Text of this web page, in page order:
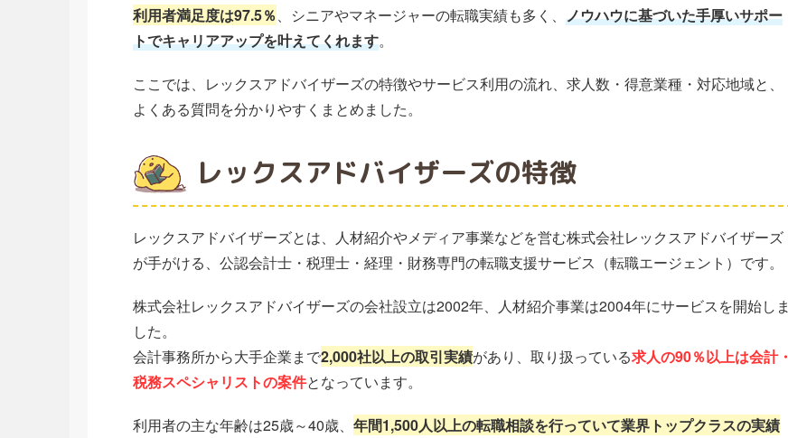
利用者満足度は97.5％ 、シニアやマネージャーの転職実績も多く、 ノウハウに基づいた手厚いサポー
トでキャリアアップを叶えてくれます。
ここでは、レックスアドバイザーズの特徴やサービス利用の流れ、求人数・得意業種・対応地域と、
よくある質問を分かりやすくまとめました。
レックスアドバイザーズの特徴
レックスアドバイザーズとは、人材紹介やメディア事業などを営む株式会社レックスアドバイザーズ
が手がける、公認会計士・税理士・経理・財務専門の転職支援サービス（転職エージェント）です。
株式会社レックスアドバイザーズの会社設立は2002年、人材紹介事業は2004年にサービスを開始しま
した。
会計事務所から大手企業まで2,000社以上の取引実績があり、取り扱っている求人の90％以上は会計・
税務スペシャリストの案件となっています。
利用者の主な年齢は25歳～40歳、 年間1,500人以上の転職相談を行っていて業界トップクラスの実績